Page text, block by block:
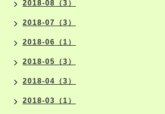
2018-08（3）
2018-07（3）
2018-06（1）
2018-05（3）
2018-04（3）
2018-03（1）